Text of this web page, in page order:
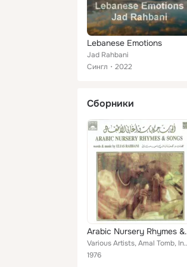
Lebanese Emotions
Jad Rahbani
Сингл
2022
Сборники
Arabic
Various Artists, Amal Tomb,
1976